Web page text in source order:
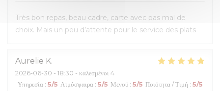
Très bon repas, beau cadre, carte avec pas mal de
choix. Mais un peu d’attente pour le service des plats
Aurelie K
2026-06-30 - 18:30 - καλεσμένοι 4
Υπηρεσία : 5/5 Ατμόσφαιρα : 5/5 Μενού : 5/5 Ποιότητα / Τιμή : 5/5